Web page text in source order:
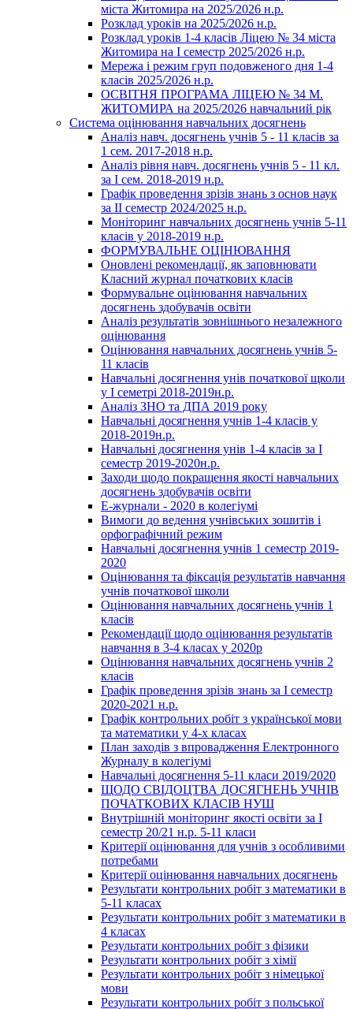
міста Житомира на 2025/2026 н.р.
Розклад уроків на 2025/2026 н.р.
Розклад уроків 1-4 класів Ліцею № 34 міста
Житомира на І семестр 2025/2026 н.р.
Мережа і режим груп подовженого дня 1-4
класів 2025/2026 н.р.
ОСВІТНЯ ПРОГРАМА ЛІЦЕЮ № 34 М.
ЖИТОМИРА на 2025/2026 навчальний рік
Система оцінювання навчальних досягнень
Аналіз навч. досягнень учнів 5 - 11 класів за
1 сем. 2017-2018 н.р.
Аналіз рівня навч. досягнень учнів 5 - 11 кл.
за І сем. 2018-2019 н.р.
Графік проведення зрізів знань з основ наук
за ІІ семестр 2024/2025 н.р.
Моніторинг навчальних досягнень учнів 5-11
класів у 2018-2019 н.р.
ФОРМУВАЛЬНЕ ОЦІНЮВАННЯ
Оновлені рекомендації, як заповнювати
Класний журнал початкових класів
Формувальне оцінювання навчальних
досягнень здобувачів освіти
Аналіз результатів зовнішнього незалежного
оцінювання
Оцінювання навчальних досягнень учнів 5-
11 класів
Навчальні досягнення унів початкової щколи
у І семетрі 2018-2019н.р.
Аналіз ЗНО та ДПА 2019 року
Навчальні досягнення учнів 1-4 класів у
2018-2019н.р.
Навчальні досягнення унів 1-4 класів за І
семестр 2019-2020н.р.
Заходи щодо покращення якості навчальних
досягнень здобувачів освіти
Е-журнали - 2020 в колегіумі
Вимоги до ведення учнівських зошитів і
орфографічний режим
Навчальні досягнення учнів 1 семестр 2019-
2020
Оцінювання та фіксація результатів навчання
учнів початкової школи
Оцінювання навчальних досягнень учнів 1
класів
Рекомендації щодо оцінювання результатів
навчання в 3-4 класах у 2020р
Оцінювання навчальних досягнень учнів 2
класів
Графік проведення зрізів знань за І семестр
2020-2021 н.р.
Графік контрольних робіт з української мови
та математики у 4-х класах
План заходів з впровадження Електронного
Журналу в колегіумі
Навчальні досягнення 5-11 класи 2019/2020
ЩОДО СВІДОЦТВА ДОСЯГНЕНЬ УЧНІВ
ПОЧАТКОВИХ КЛАСІВ НУШ
Внутрішній моніторинг якості освіти за І
семестр 20/21 н.р. 5-11 класи
Критерії оцінювання для учнів з особливими
потребами
Критерії оцінювання навчальних досягнень
Результати контрольних робіт з математики в
5-11 класах
Результати контрольних робіт з математики в
4 класах
Результати контрольних робіт з фізики
Результати контрольних робіт з хімії
Результати контрольних робіт з німецької
мови
Результати контрольних робіт з польської